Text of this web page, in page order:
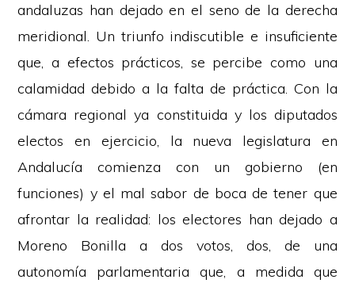
andaluzas han dejado en el seno de la derecha
meridional. Un triunfo indiscutible e insuficiente
que, a efectos prácticos, se percibe como una
calamidad debido a la falta de práctica. Con la
cámara regional ya constituida y los diputados
electos en ejercicio, la nueva legislatura en
Andalucía comienza con un gobierno (en
funciones) y el mal sabor de boca de tener que
afrontar la realidad: los electores han dejado a
Moreno Bonilla a dos votos, dos, de una
autonomía parlamentaria que, a medida que